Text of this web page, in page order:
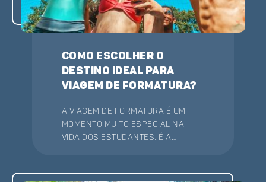
Como escolher o
destino ideal para
viagem de formatura?
A viagem de formatura é um
momento muito especial na
vida dos estudantes. É a
em comemoração às etapas